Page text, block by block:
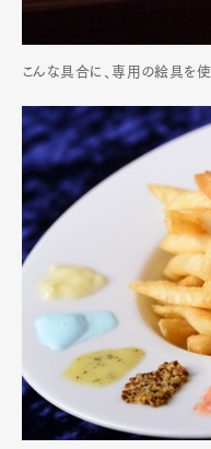
こんな具合に、専用の絵具を使